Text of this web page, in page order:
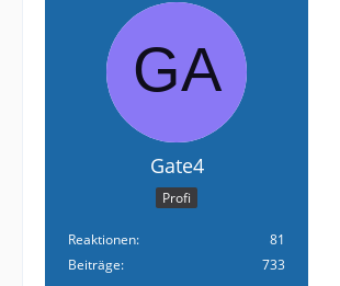
Gate4
Profi
Reaktionen
81
Beiträge
733